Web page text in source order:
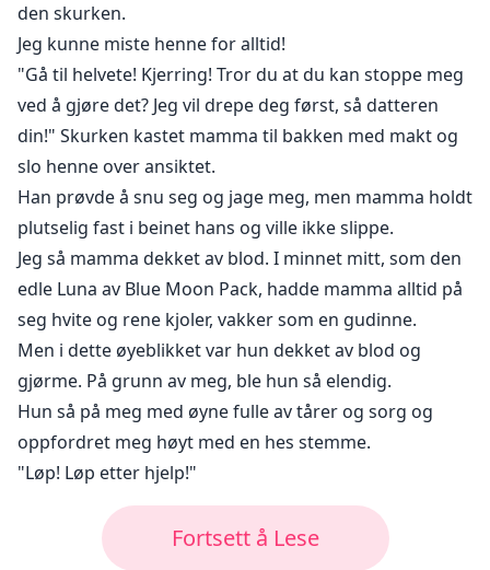
den skurken.
Jeg kunne miste henne for alltid!
"Gå til helvete! Kjerring! Tror du at du kan stoppe meg
ved å gjøre det? Jeg vil drepe deg først, så datteren
din!" Skurken kastet mamma til bakken med makt og
slo henne over ansiktet.
Han prøvde å snu seg og jage meg, men mamma holdt
plutselig fast i beinet hans og ville ikke slippe.
Jeg så mamma dekket av blod. I minnet mitt, som den
edle Luna av Blue Moon Pack, hadde mamma alltid på
seg hvite og rene kjoler, vakker som en gudinne.
Men i dette øyeblikket var hun dekket av blod og
gjørme. På grunn av meg, ble hun så elendig.
Hun så på meg med øyne fulle av tårer og sorg og
oppfordret meg høyt med en hes stemme.
"Løp! Løp etter hjelp!"
Fortsett å Lese